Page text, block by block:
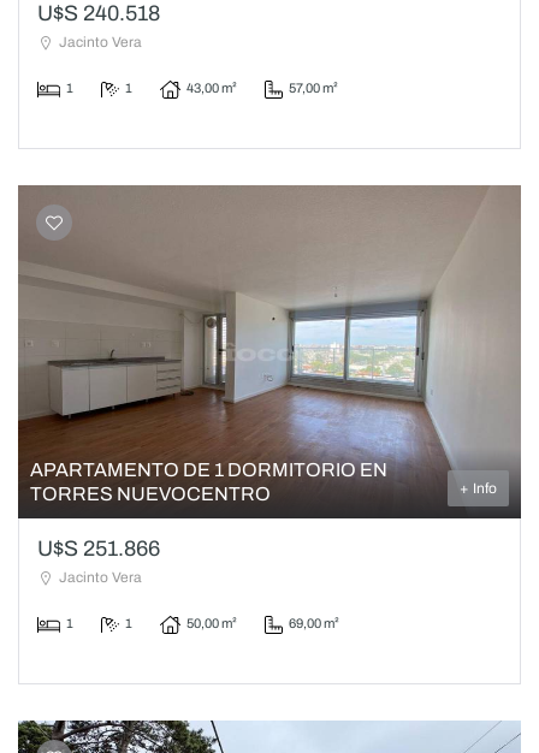
U$S 240.518
Jacinto Vera
1 1 43,00 m² 57,00 m²
APARTAMENTO DE 1 DORMITORIO EN
TORRES NUEVOCENTRO
+ Info
U$S 251.866
Jacinto Vera
1 1 50,00 m² 69,00 m²